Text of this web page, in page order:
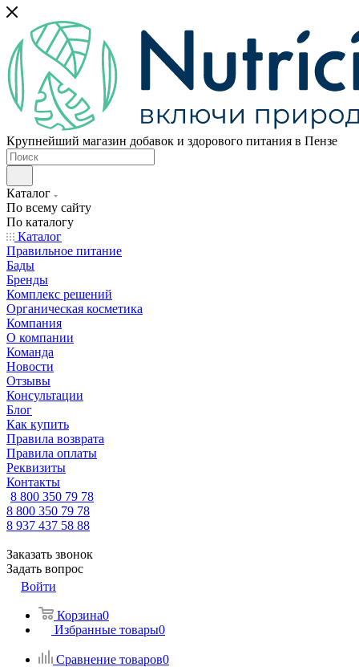
Крупнейший магазин добавок и здорового питания в Пензе
Каталог
По всему сайту
По каталогу
Каталог
Правильное питание
Бады
Бренды
Комплекс решений
Органическая косметика
Компания
О компании
Команда
Новости
Отзывы
Консультации
Блог
Как купить
Правила возврата
Правила оплаты
Реквизиты
Контакты
8 800 350 79 78
8 800 350 79 78
8 937 437 58 88
Заказать звонок
Задать вопрос
Войти
Корзина0
Избранные товары0
Сравнение товаров0